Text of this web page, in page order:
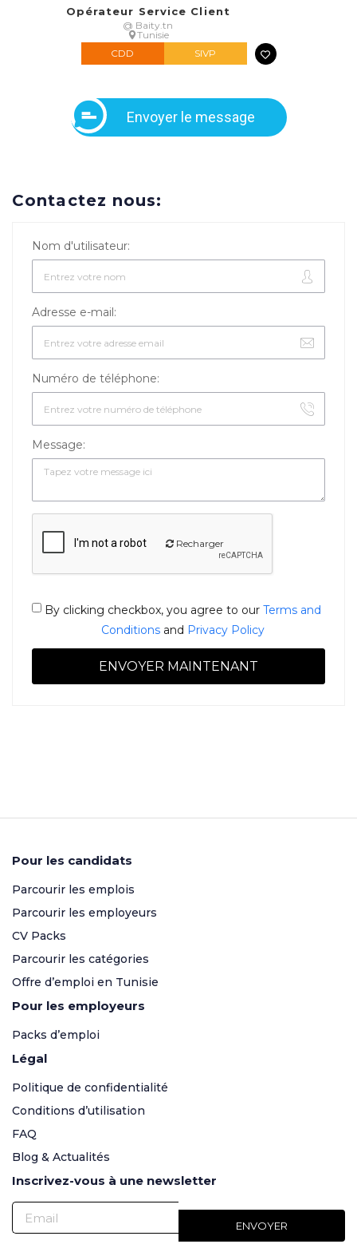
Opérateur Service Client
@ Baity.tn
Tunisie
CDD
SIVP
Envoyer le message
Contactez nous:
Nom d'utilisateur:
Adresse e-mail:
Numéro de téléphone:
Message:
Recharger
By clicking checkbox, you agree to ourTerms and
Conditions and Privacy Policy
Pour les candidats
Parcourir les emplois
Parcourir les employeurs
CV Packs
Parcourir les catégories
Offre d’emploi en Tunisie
Pour les employeurs
Packs d’emploi
Légal
Politique de confidentialité
Conditions d’utilisation
FAQ
Blog & Actualités
Inscrivez-vous à une newsletter